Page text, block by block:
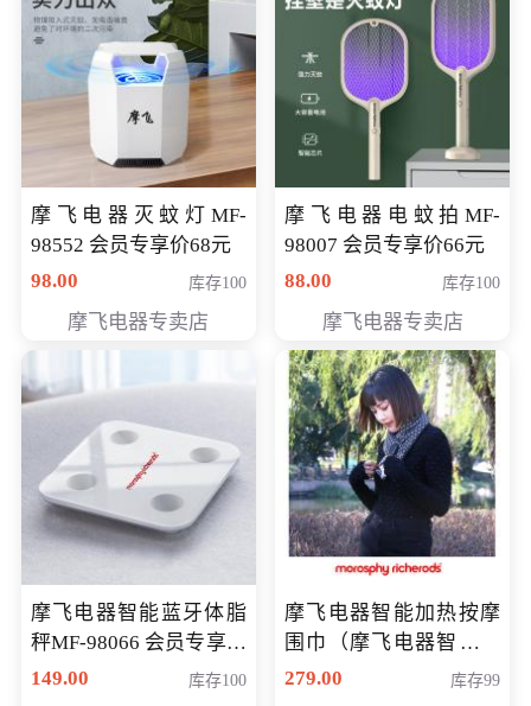
摩飞电器灭蚊灯MF-
98552 会员专享价68元
98.00
库存100
摩飞电器专卖店
摩飞电器电蚊拍MF-
98007 会员专享价66元
88.00
库存100
摩飞电器专卖店
摩飞电器智能蓝牙体脂
秤MF-98066 会员专享价
98元
149.00 库存100
摩飞电器智能加热按摩
围巾（摩飞电器智能加
热按摩围脖） 会员专享
279.00 库存99